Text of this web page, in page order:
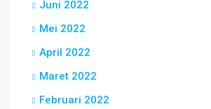
Juni 2022
Mei 2022
April 2022
Maret 2022
Februari 2022